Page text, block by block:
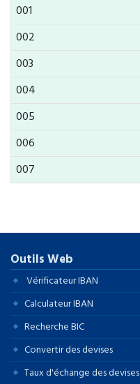
001
002
003
004
005
006
007
Outils Web
Vérificateur IBAN
Calculateur IBAN
Recherche BIC
Convertir des devises
Taux d'échange des devises